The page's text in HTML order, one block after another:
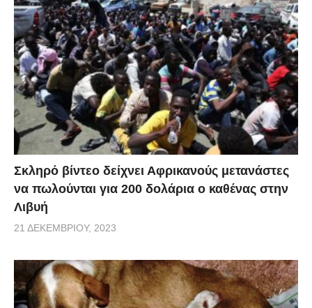
Σκληρό βίντεο δείχνει Αφρικανούς μετανάστες
να πωλούνται για 200 δολάρια ο καθένας στην
Λιβυή
21 ΔΕΚΕΜΒΡΊΟΥ, 2023